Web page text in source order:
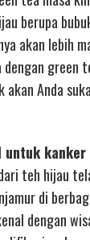
berupa
akan lebih
green
akan Anda
untuk kanker
teh hijau
di
dengan